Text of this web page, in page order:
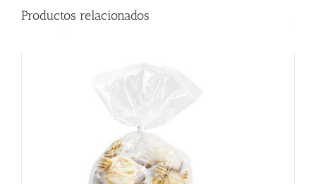
Productos relacionados